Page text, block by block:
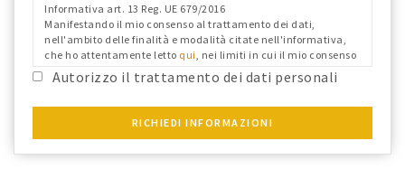
Informativa art. 13 Reg. UE 679/2016
Manifestando il mio consenso al trattamento dei dati,
nell'ambito delle finalità e modalità citate nell'informativa,
che ho attentamente letto qui , nei limiti in cui il mio consenso
fosse richiesto ai fini del Reg. Ue 679/2016 e confermo i dati
anagrafici riportati.
Autorizzo il trattamento dei dati personali
RICHIEDI INFORMAZIONI